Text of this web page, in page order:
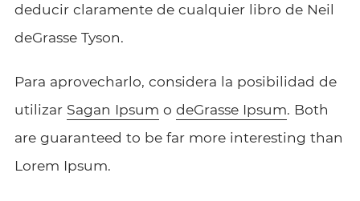
deducir claramente de cualquier libro de Neil
deGrasse Tyson.
Para aprovecharlo, considera la posibilidad de
utilizar Sagan Ipsum o deGrasse Ipsum. Both
are guaranteed to be far more interesting than
Lorem Ipsum.